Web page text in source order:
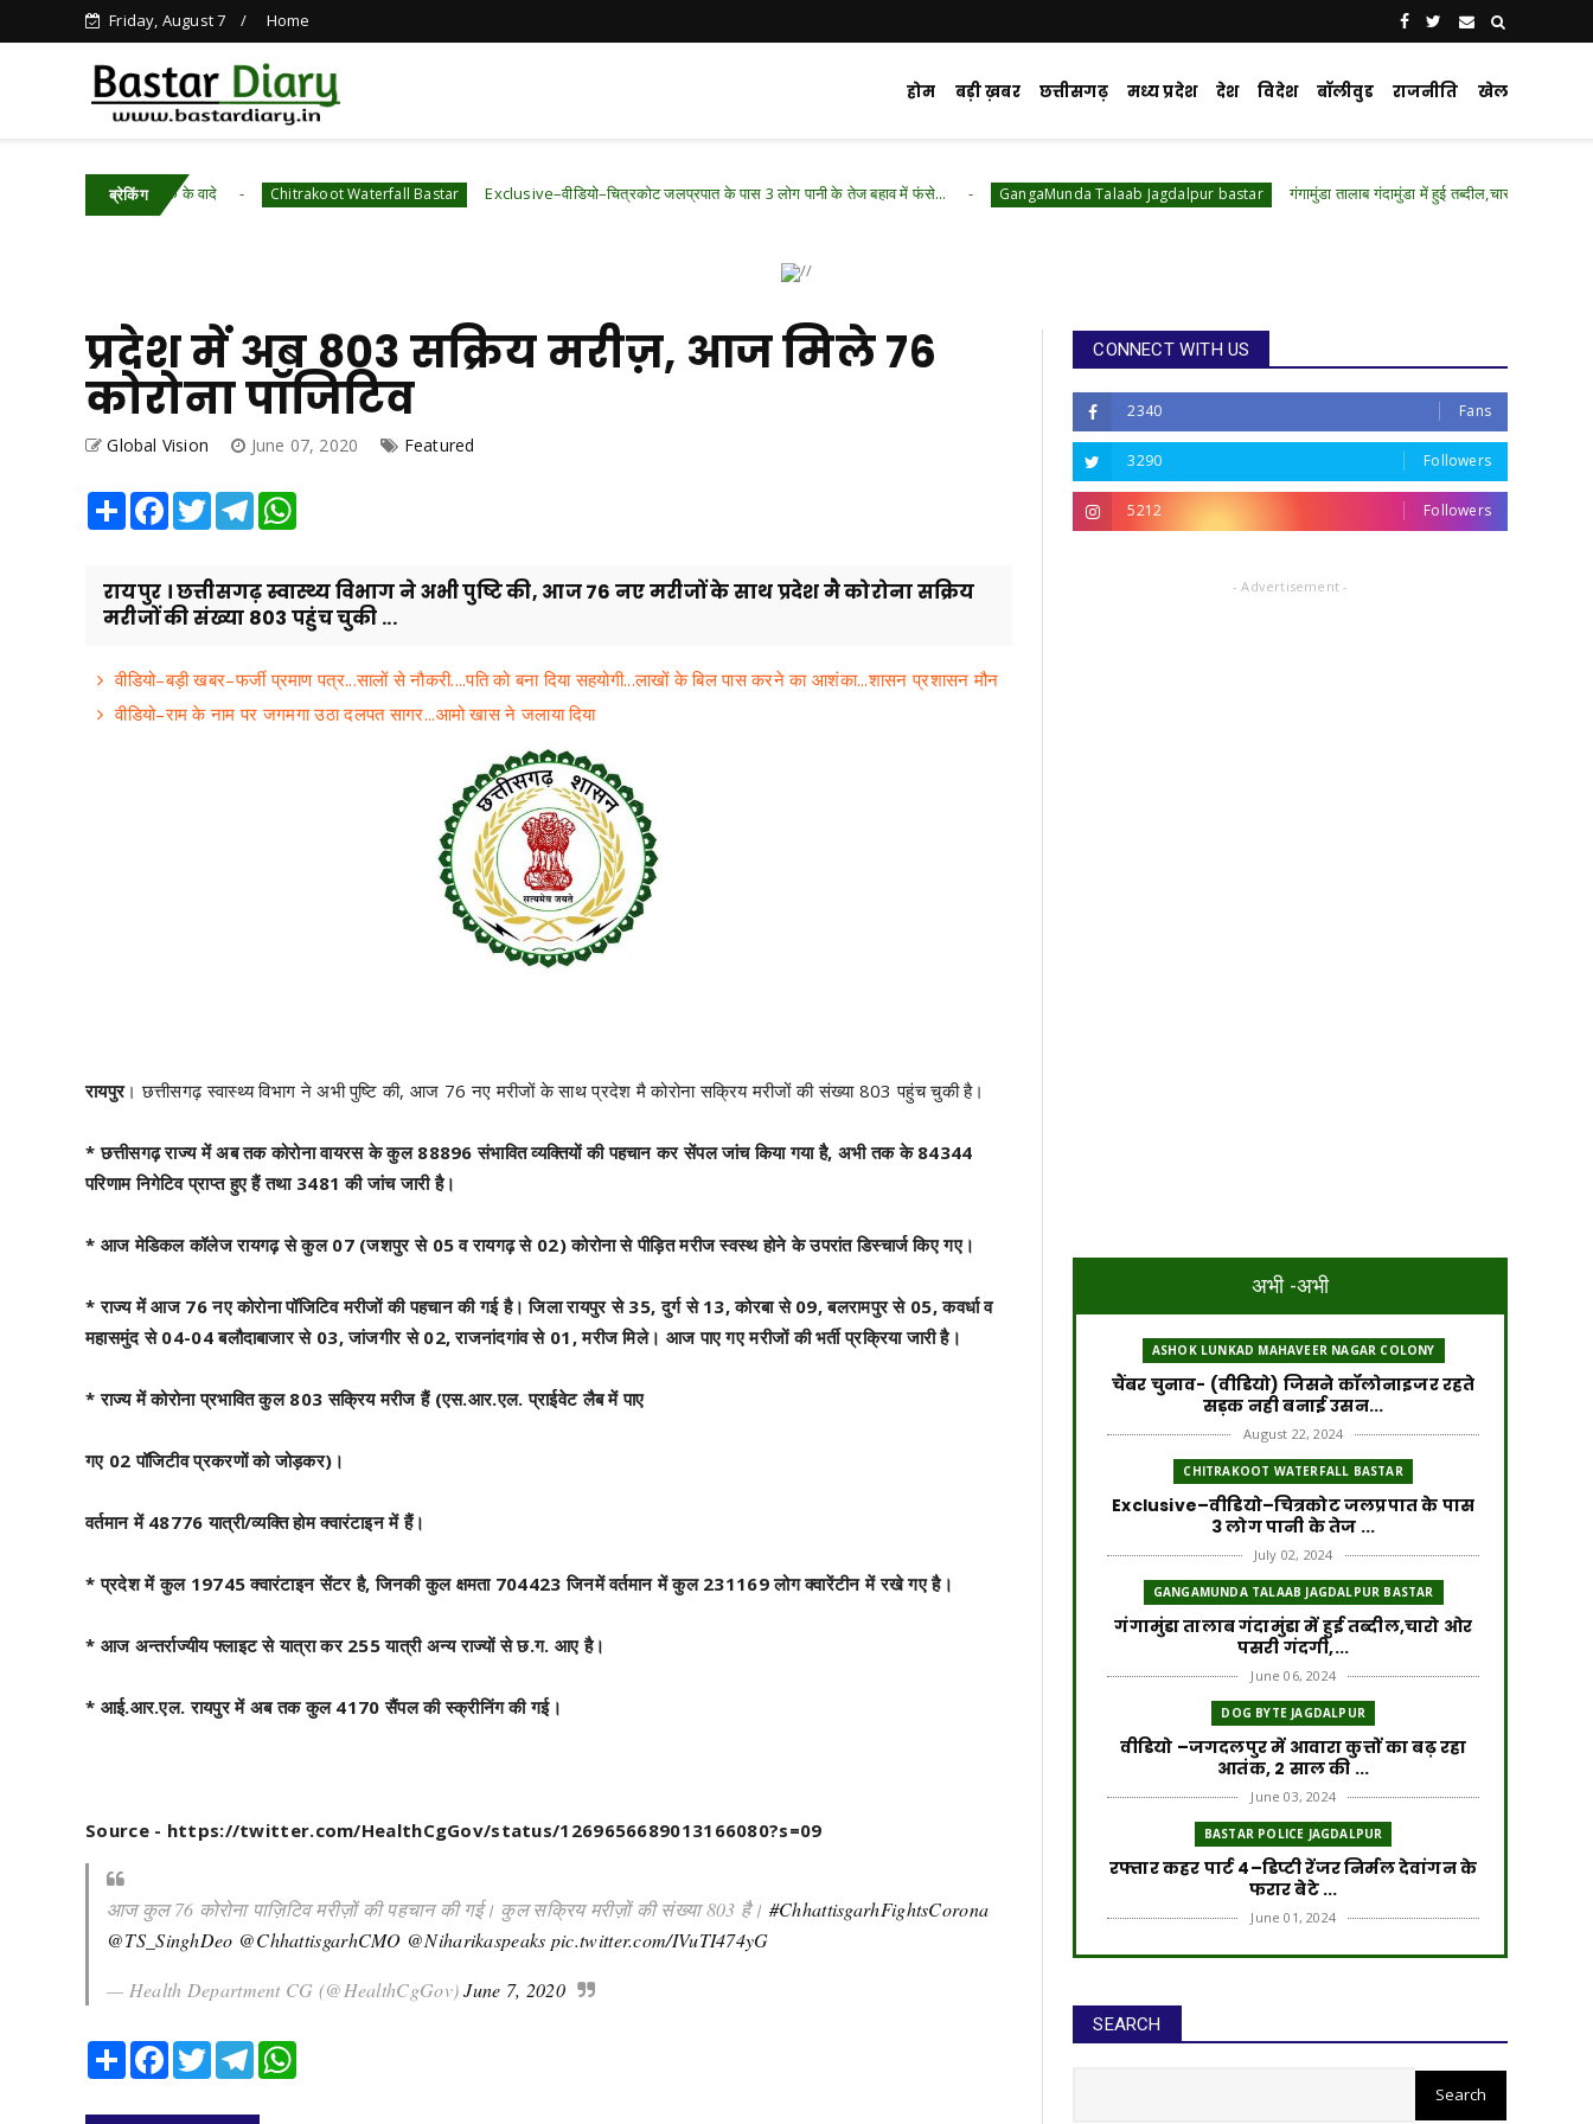
Friday, August 7 Home
होम बड़ी ख़बर छत्तीसगढ़ मध्य प्रदेश देश विदेश बॉलीवुड राजनीति खेल
ब्रेकिंग
किए चांद तक के वादे Chitrakoot Waterfall Bastar Exclusive–वीडियो–चित्रकोट जलप्रपात के पास 3 लोग पानी के तेज बहाव में फंसे... GangaMunda Talaab Jagdalpur bastar गंगामुंडा तालाब गंदामुंडा में हुई तब्दील,चारो ओर पसरी गंदगी,175
प्रदेश में अब 803 सक्रिय मरीज़, आज मिले 76
कोरोना पॉजिटिव
Global Vision June 07, 2020 Featured
Share Facebook
TwitterTelegram
रायपुर । छत्तीसगढ़ स्वास्थ्य विभाग ने अभी पुष्टि की, आज 76 नए मरीजों के साथ प्रदेश मै कोरोना सक्रिय
मरीजों की संख्या 803 पहुंच चुकी ...
वीडियो–बड़ी खबर–फर्जी प्रमाण पत्र...सालों से नौकरी....पति को बना दिया सहयोगी...लाखों के बिल पास करने का आशंका...शासन प्रशासन मौन
वीडियो–राम के नाम पर जगमगा उठा दलपत सागर...आमो खास ने जलाया दिया
रायपुर। छत्तीसगढ़ स्वास्थ्य विभाग ने अभी पुष्टि की, आज 76 नए मरीजों के साथ प्रदेश मै कोरोना सक्रिय मरीजों की संख्या 803 पहुंच चुकी है।
* छत्तीसगढ़ राज्य में अब तक कोरोना वायरस के कुल 88896 संभावित व्यक्तियों की पहचान कर सेंपल जांच किया गया है, अभी तक के 84344
परिणाम निगेटिव प्राप्त हुए हैं तथा 3481 की जांच जारी है।
* आज मेडिकल कॉलेज रायगढ़ से कुल 07 (जशपुर से 05 व रायगढ़ से 02) कोरोना से पीड़ित मरीज स्वस्थ होने के उपरांत डिस्चार्ज किए गए।
* राज्य में आज 76 नए कोरोना पॉजिटिव मरीजों की पहचान की गई है। जिला रायपुर से 35, दुर्ग से 13, कोरबा से 09, बलरामपुर से 05, कवर्धा व
महासमुंद से 04-04 बलौदाबाजार से 03, जांजगीर से 02, राजनांदगांव से 01, मरीज मिले। आज पाए गए मरीजों की भर्ती प्रक्रिया जारी है।
* राज्य में कोरोना प्रभावित कुल 803 सक्रिय मरीज हैं (एस.आर.एल. प्राईवेट लैब में पाए
गए 02 पॉजिटीव प्रकरणों को जोड़कर)।
वर्तमान में 48776 यात्री/व्यक्ति होम क्वारंटाइन में हैं।
* प्रदेश में कुल 19745 क्वारंटाइन सेंटर है, जिनकी कुल क्षमता 704423 जिनमें वर्तमान में कुल 231169 लोग क्वारेंटीन में रखे गए है।
* आज अन्तर्राज्यीय फ्लाइट से यात्रा कर 255 यात्री अन्य राज्यों से छ.ग. आए है।
* आई.आर.एल. रायपुर में अब तक कुल 4170 सैंपल की स्क्रीनिंग की गई।
Source - https://twitter.com/HealthCgGov/status/1269656689013166080?s=09
आज कुल 76 कोरोना पाज़िटिव मरीज़ों की पहचान की गई। कुल सक्रिय मरीज़ों की संख्या 803 है। #ChhattisgarhFightsCorona
@TS_SinghDeo @ChhattisgarhCMO @Niharikaspeaks pic.twitter.com/IVuTI474yG
— Health Department CG (@HealthCgGov)June 7, 2020
Share Facebook
TwitterTelegram
CONNECT WITH US
2340 Fans
3290 Followers
5212 Followers
- Advertisement -
अभी -अभी
ASHOK LUNKAD MAHAVEER NAGAR COLONY
चैंबर चुनाव- (वीडियो) जिसने कॉलोनाइजर रहते
सड़क नही बनाई उसन...
August 22, 2024
CHITRAKOOT WATERFALL BASTAR
Exclusive–वीडियो–चित्रकोट जलप्रपात के पास
3 लोग पानी के तेज ...
July 02, 2024
GANGAMUNDA TALAAB JAGDALPUR BASTAR
गंगामुंडा तालाब गंदामुंडा में हुई तब्दील,चारो ओर
पसरी गंदगी,...
June 06, 2024
DOG BYTE JAGDALPUR
वीडियो –जगदलपुर में आवारा कुत्तों का बढ़ रहा
आतंक, 2 साल की ...
June 03, 2024
BASTAR POLICE JAGDALPUR
रफ्तार कहर पार्ट 4–डिप्टी रेंजर निर्मल देवांगन के
फरार बेटे ...
June 01, 2024
ROAD ACCIDENT
May 30, 2024
SEARCH